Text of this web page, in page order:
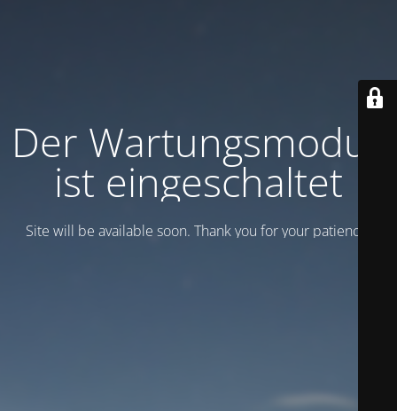
Der Wartungsmodus
ist eingeschaltet
Site will be available soon. Thank you for your patience!